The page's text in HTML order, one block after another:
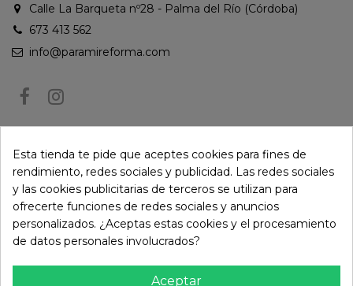
Calle La Barqueta nº28 - Palma del Río (Córdoba)
673 413 562
info@paramireforma.com
Puede darse de baja en cualquier momento. Para ello, consulte nuestra
información de contacto en el aviso legal.
Esta tienda te pide que aceptes cookies para fines de
rendimiento, redes sociales y publicidad. Las redes sociales
y las cookies publicitarias de terceros se utilizan para
ofrecerte funciones de redes sociales y anuncios
personalizados. ¿Aceptas estas cookies y el procesamiento
de datos personales involucrados?
Aceptar